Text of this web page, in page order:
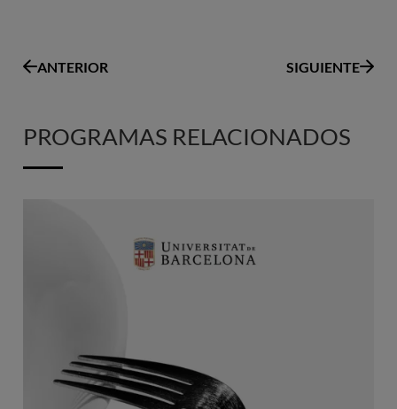
ANTERIOR SIGUIENTE
PROGRAMAS RELACIONADOS